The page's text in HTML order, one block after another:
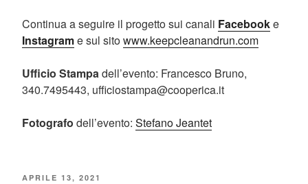
Continua a seguire il progetto sui canali Facebooke
Instagrame sul sitowww.keepcleanandrun.com
Ufficio Stampadell’evento: Francesco Bruno,
340.7495443, ufficiostampa@cooperica.it
Fotografo dell’evento: Stefano Jeantet
PUBBLICATO
APRILE 13, 2021